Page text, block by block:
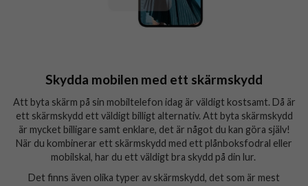
Skydda mobilen med ett skärmskydd
Att byta skärm på sin mobiltelefon idag är väldigt kostsamt. Då är
ett skärmskydd ett väldigt billigt alternativ. Att byta skärmskydd
är mycket billigare samt enklare, det är något du kan göra själv!
När du kombinerar ett skärmskydd med ett plånboksfodral eller
mobilskal, har du ett väldigt bra skydd på din lur.
Det finns även olika typer av skärmskydd, det som är mest